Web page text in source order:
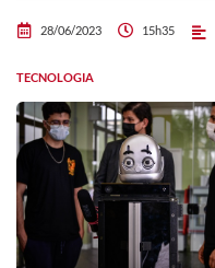
28/06/2023 15h35
TECNOLOGIA